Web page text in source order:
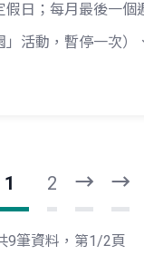
假日；每月最後一個
」活動，暫停一次）
1 2
一
頁
後
一
9筆資料，第1/2頁